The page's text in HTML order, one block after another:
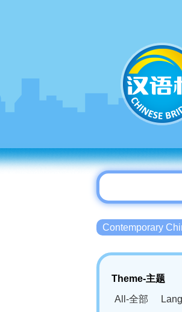
Contemporary
Theme-主题
All-全部